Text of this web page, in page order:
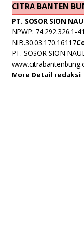
CITRA BANTEN
PT. SOSOR SION
NPWP: 74.292.326.1-
NIB.30.03.170.16117
PT. SOSOR SION
More Detail redaksi